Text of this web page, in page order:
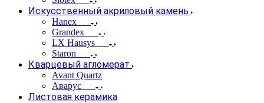
Искусственный акриловый камень
Hanex
Grandex
LX Hausys
Staron
Кварцевый агломерат
Avant Quartz
Аварус
Листовая керамика